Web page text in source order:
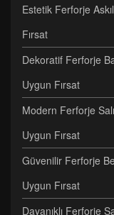
Estetik Ferforje
Fırsat
Dekoratif Ferforje
Uygun Fırsat
Modern Ferforje
Uygun Fırsat
Güvenilir Ferforje
Uygun Fırsat
Dayanıklı Ferforje